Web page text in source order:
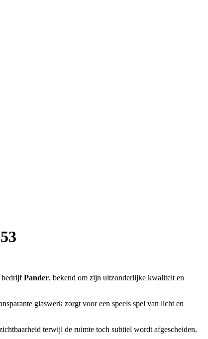
bedrijfPander, bekend om zijn uitzonderlijke kwaliteit en
glaswerk zorgt voor een speels spel van licht en
terwijl de ruimte toch subtiel wordt afgescheiden.